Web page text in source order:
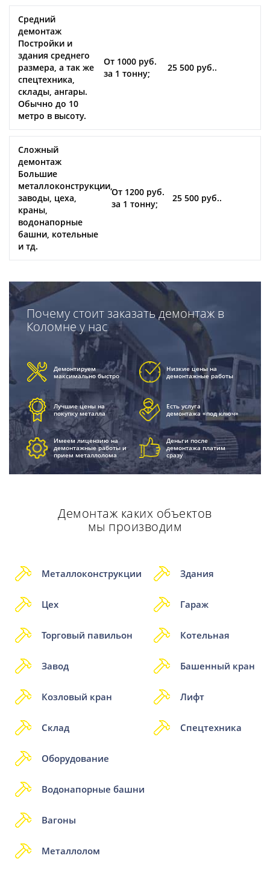
Средний
демонтаж
Постройки и
здания среднего
размера, а так же
спецтехника,
склады, ангары.
Обычно до 10
метро в высоту.
От 1000 руб.
за 1 тонну;
25 500 руб..
Сложный
демонтаж
Большие
металлоконструкции,
заводы, цеха,
краны,
водонапорные
башни, котельные
и тд.
От 1200 руб.
за 1 тонну;
25 500 руб..
Почему стоит заказать демонтаж в
Коломне у нас
Демонтируем
максимально быстро
Низкие цены на
демонтажные работы
Лучшие цены на
покупку металла
Есть услуга
демонтажа «под ключ»
Имеем лицензию на
демонтажные работы и
прием металлолома
Деньги после
демонтажа платим
сразу
Демонтаж каких объектов
мы производим
Металлоконструкции
Цех
Торговый павильон
Завод
Козловый кран
Склад
Здания
Гараж
Котельная
Башенный кран
Лифт
Спецтехника
Оборудование
Водонапорные башни
Вагоны
Металлолом